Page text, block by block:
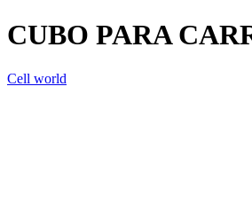
CUBO PARA
Cell world